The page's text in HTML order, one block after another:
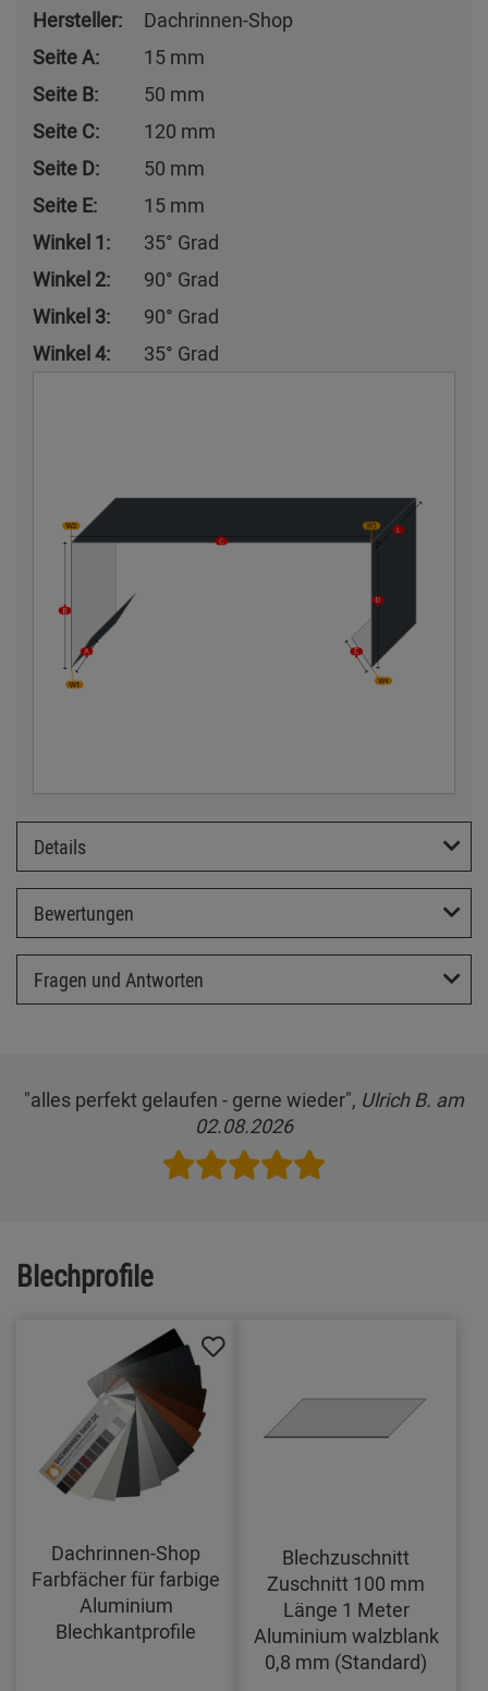
Hersteller:
Dachrinnen-Shop
Seite A:
15 mm
Seite B:
50 mm
Seite C:
120 mm
Seite D:
50 mm
Seite E:
15 mm
Winkel 1:
35° Grad
Winkel 2:
90° Grad
Winkel 3:
90° Grad
Winkel 4:
35° Grad
Details
Bewertungen
Fragen und Antworten
"alles perfekt gelaufen - gerne wieder", Ulrich B. am
02.08.2026
Blechprofile
Dachrinnen-Shop
Farbfächer für farbige
Aluminium
Blechkantprofile
Blechzuschnitt
Zuschnitt 100 mm
Länge 1 Meter
Aluminium walzblank
0,8 mm (Standard)